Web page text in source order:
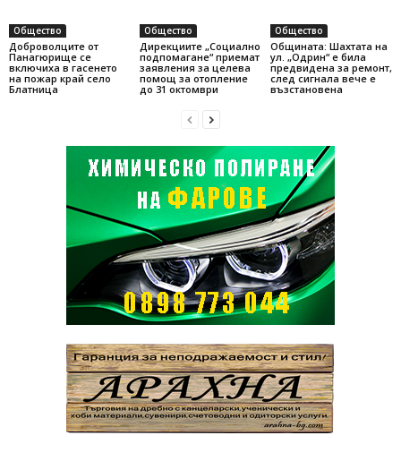
Общество
Доброволците от
Панагюрище се
включиха в гасенето
на пожар край село
Блатница
Общество
Дирекциите „Социално
подпомагане“ приемат
заявления за целева
помощ за отопление
до 31 октомври
Общество
Общината: Шахтата на
ул. „Одрин“ е била
предвидена за ремонт,
след сигнала вече е
възстановена